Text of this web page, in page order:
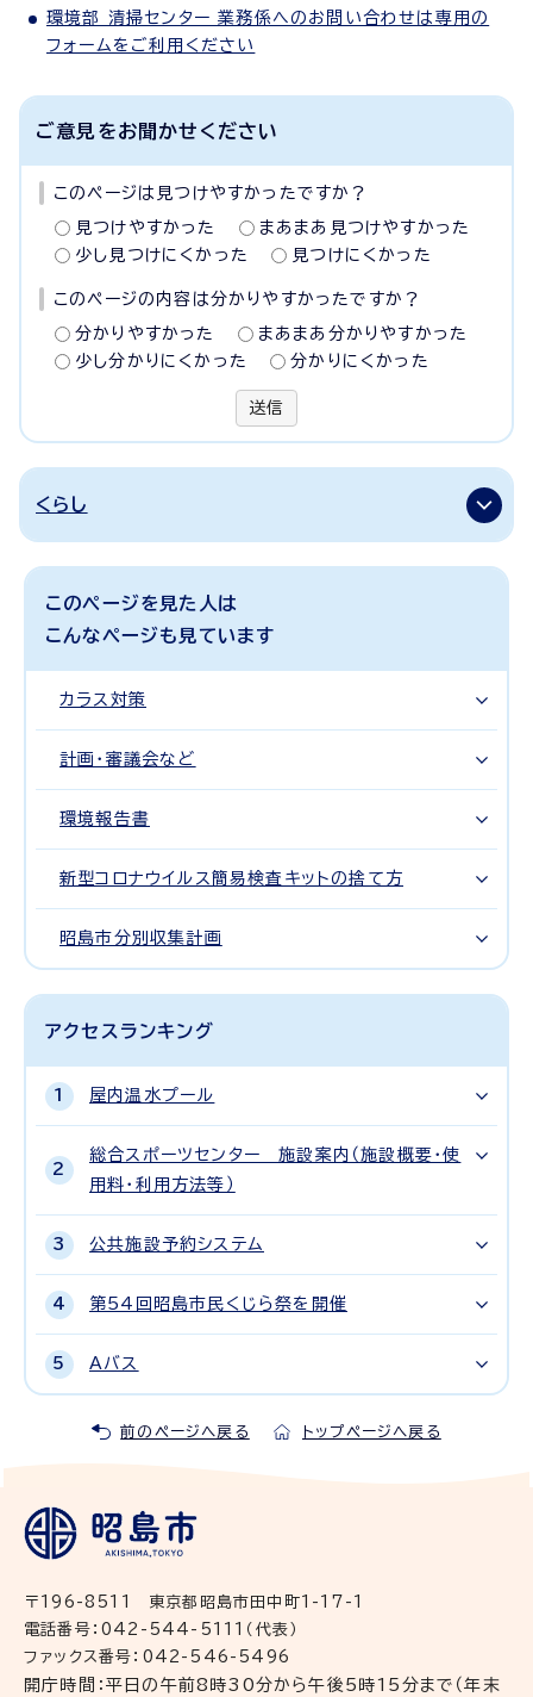
環境部 清掃センター 業務係へのお問い合わせは専用の
フォームをご利用ください
ご意見をお聞かせください
このページは見つけやすかったですか？
見つけやすかった
まあまあ見つけやすかった
少し見つけにくかった
見つけにくかった
このページの内容は分かりやすかったですか？
分かりやすかった
まあまあ分かりやすかった
少し分かりにくかった
分かりにくかった
送信
くらし
このページを見た人は
こんなページも見ています
カラス対策
計画・審議会など
環境報告書
新型コロナウイルス簡易検査キットの捨て方
昭島市分別収集計画
アクセスランキング
屋内温水プール
総合スポーツセンター 施設案内（施設概要・使
用料・利用方法等）
公共施設予約システム
第54回昭島市民くじら祭を開催
Aバス
前のページへ戻る トップページへ戻る
〒196-8511 東京都昭島市田中町1-17-1
電話番号：042-544-5111（代表）
ファックス番号：042-546-5496
開庁時間：平日の午前8時30分から午後5時15分まで（年末